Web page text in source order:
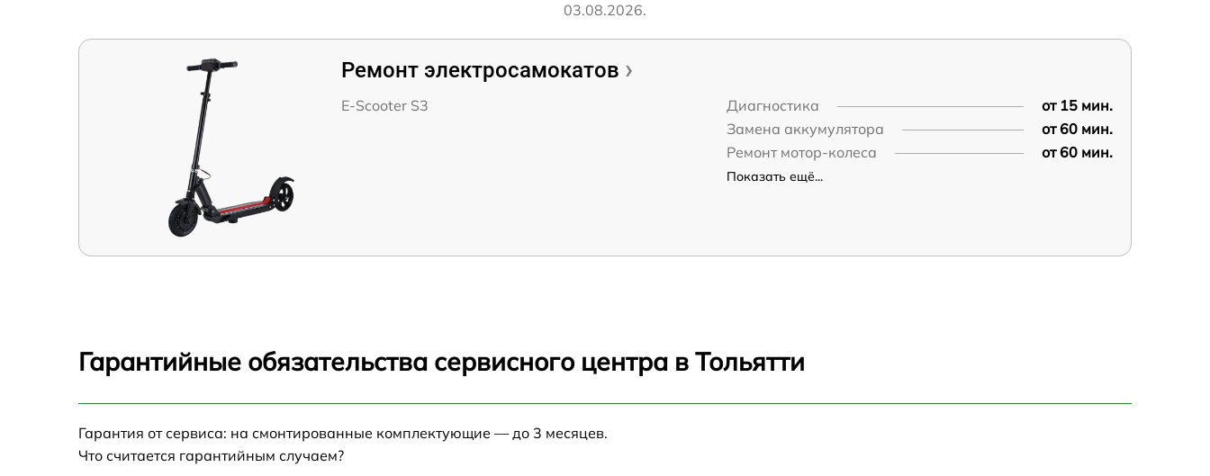
03.08.2026.
Ремонт электросамокатов
E-Scooter S3 Диагностика
от 15 мин.
Замена аккумулятора
от 60 мин.
Ремонт мотор-колеса
от 60 мин.
Показать ещё...
Гарантийные обязательства сервисного центра в Тольятти
Гарантия от сервиса: на смонтированные комплектующие — до 3 месяцев.
Что считается гарантийным случаем?